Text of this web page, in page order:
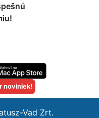
noviniek!
Vad Zrt.